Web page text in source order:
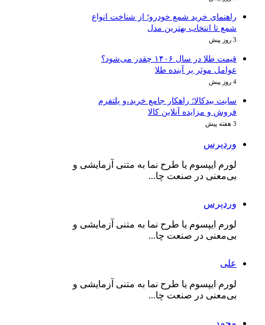
راهنمای خرید شمع خودرو؛ از شناخت انواع
شمع تا انتخاب بهترین مدل
3 روز پیش
قیمت طلا در سال ۱۴۰۶ چقدر می‌شود؟
عوامل موثر بر آینده طلا
4 روز پیش
سایت بیدکالا؛ راهکار جامع خرید،و پلتفرم
فروش و مزایده آنلاین کالا
3 هفته پیش
وردپرس
لورم ایپسوم یا طرح‌ نما به متنی آزمایشی و
بی‌معنی در صنعت چا...
وردپرس
لورم ایپسوم یا طرح‌ نما به متنی آزمایشی و
بی‌معنی در صنعت چا...
علی
لورم ایپسوم یا طرح‌ نما به متنی آزمایشی و
بی‌معنی در صنعت چا...